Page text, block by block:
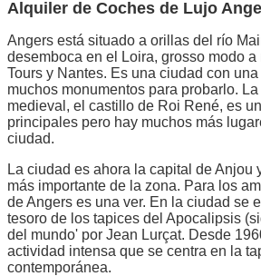
Alquiler de Coches de Lujo
Angers está situado a orillas del río
desemboca en el Loira, grosso modo
Tours y Nantes. Es una ciudad con
muchos monumentos para probarlo.
medieval, el castillo de Roi René, es
principales pero hay muchos más
ciudad.
La ciudad es ahora la capital de Anjou
más importante de la zona. Para los
de Angers es una ver. En la ciudad se
tesoro de los tapices del Apocalipsis
del mundo' por Jean Lurçat. Desde
actividad intensa que se centra en la
contemporánea.